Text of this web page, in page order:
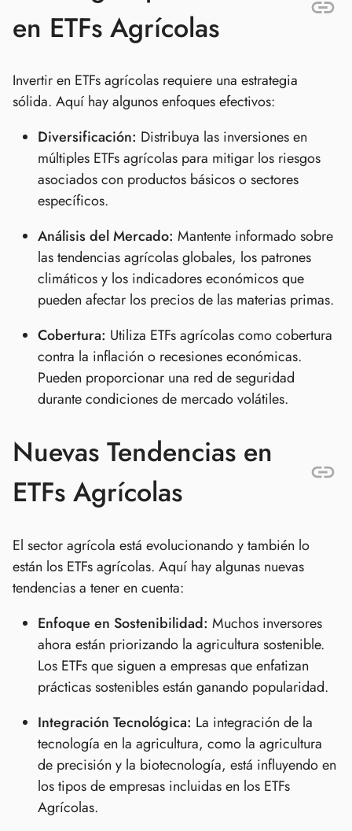
en ETFs Agrícolas
Invertir en ETFs agrícolas requiere una estrategia
sólida. Aquí hay algunos enfoques efectivos:
Diversificación: Distribuya las inversiones en
múltiples ETFs agrícolas para mitigar los riesgos
asociados con productos básicos o sectores
específicos.
Análisis del Mercado: Mantente informado sobre
las tendencias agrícolas globales, los patrones
climáticos y los indicadores económicos que
pueden afectar los precios de las materias primas.
Cobertura: Utiliza ETFs agrícolas como cobertura
contra la inflación o recesiones económicas.
Pueden proporcionar una red de seguridad
durante condiciones de mercado volátiles.
Nuevas Tendencias en
ETFs Agrícolas
El sector agrícola está evolucionando y también lo
están los ETFs agrícolas. Aquí hay algunas nuevas
tendencias a tener en cuenta:
Enfoque en Sostenibilidad: Muchos inversores
ahora están priorizando la agricultura sostenible.
Los ETFs que siguen a empresas que enfatizan
prácticas sostenibles están ganando popularidad.
Integración Tecnológica: La integración de la
tecnología en la agricultura, como la agricultura
de precisión y la biotecnología, está influyendo en
los tipos de empresas incluidas en los ETFs
Agrícolas.